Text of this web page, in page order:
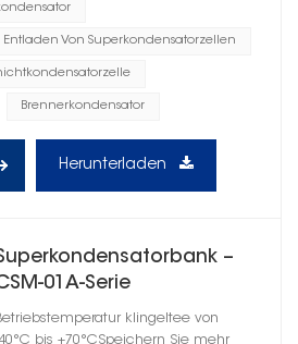
Von Superkondensatorzellen
Brennerkondensator
Herunterladen
–
01A-Serie
klingeltee von
bis +70°CSpeichern Sie mehr